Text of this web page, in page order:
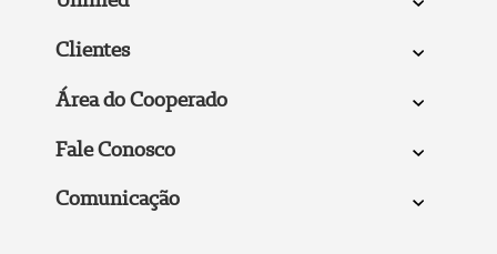
Clientes
Área do Cooperado
Fale Conosco
Comunicação